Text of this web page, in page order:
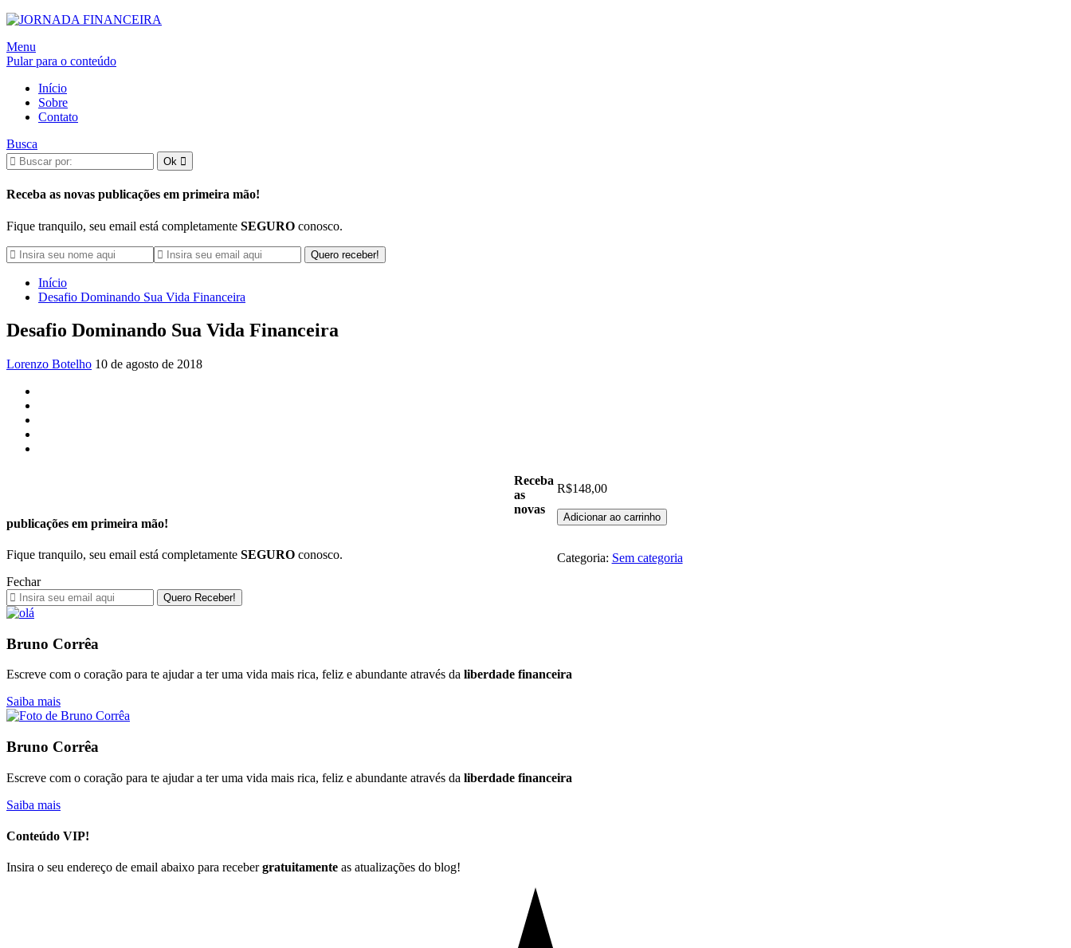
Alternar
navegação
Menu
Pular para o conteúdo
Início
Sobre
Contato
Busca
Receba as novas publicações em primeira mão!
Fique tranquilo, seu email está completamente SEGURO conosco.
Início
Desafio Dominando Sua Vida Financeira
Desafio Dominando Sua Vida Financeira
Lorenzo Botelho 10 de agosto de 2018
R$148,00
Desafio
Dominando
Vida
Adicionar ao carrinho
Categoria: Sem categoria
Receba
as
novas
publicações em primeira mão!
Fique tranquilo, seu email está completamente SEGURO conosco.
Fechar
Bruno Corrêa
Escreve com o coração para te ajudar a ter uma vida mais rica, feliz e abundante através da liberdade financeira
Saiba mais
Bruno Corrêa
Escreve com o coração para te ajudar a ter uma vida mais rica, feliz e abundante através da liberdade financeira
Saiba mais
Conteúdo VIP!
Insira o seu endereço de email abaixo para recebergratuitamente as atualizações do blog!